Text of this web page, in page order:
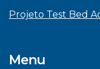
Projeto Test Bed
Menu